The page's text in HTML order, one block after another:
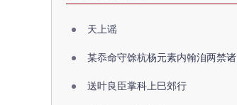
天上谣
某忝命守馀杭杨元素内翰洎两禁诸公出祖佛寺
送叶良臣掌科上巳郊行